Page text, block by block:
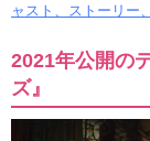
ャスト、ストーリー
2021年公開の
ズ』